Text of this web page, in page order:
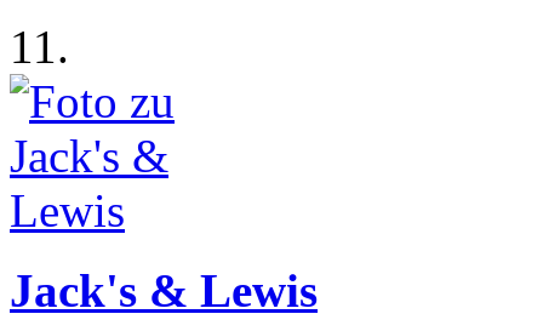
11.
Jack's & Lewis